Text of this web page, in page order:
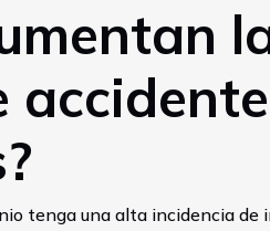
tenga una alta incidencia de